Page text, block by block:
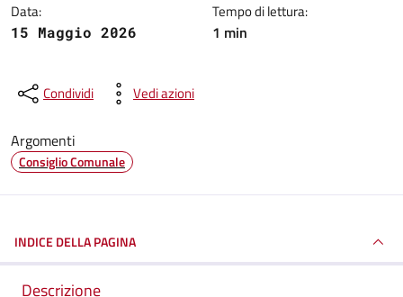
Data:
15 Maggio 2026
Tempo di lettura:
1 min
Condividi Vedi azioni
Argomenti
Consiglio Comunale
INDICE DELLA PAGINA
Descrizione